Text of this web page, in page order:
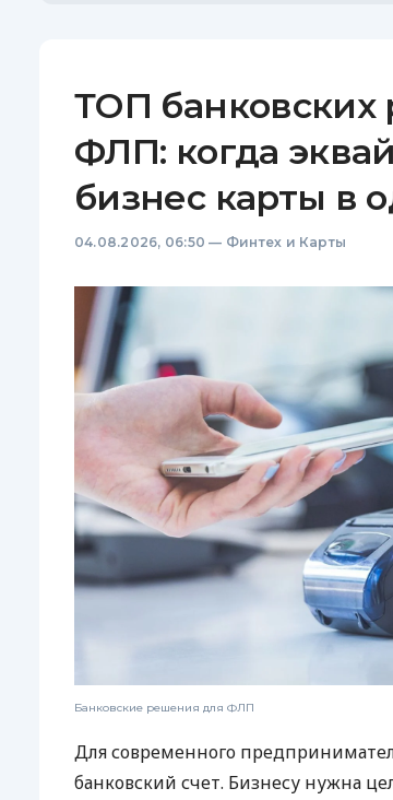
ТОП
ФЛП: когда
бизнес карты в
04.08.2026, 06:50 — Финтех и Карты
Банковские решения для ФЛП
Для современного
банковский счет. Бизнесу нужна